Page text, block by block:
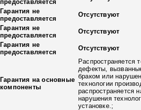
предоставляется
Гарантия не
предоставляется
Отсутствуют
Гарантия не
предоставляется
Отсутствуют
Гарантия не
предоставляется
Отсутствуют
Гарантия на основные
компоненты
Распространяется
дефекты,
браком или
технологии
распространяется
нарушения
установке.;